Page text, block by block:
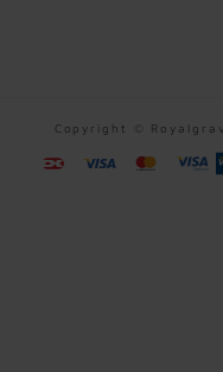
Copyright ©